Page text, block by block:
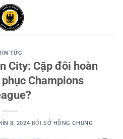
TỨC
City: Cặp đôi hoàn
Champions
8, 2024 BỞI SỞ HỒNG CHUNG